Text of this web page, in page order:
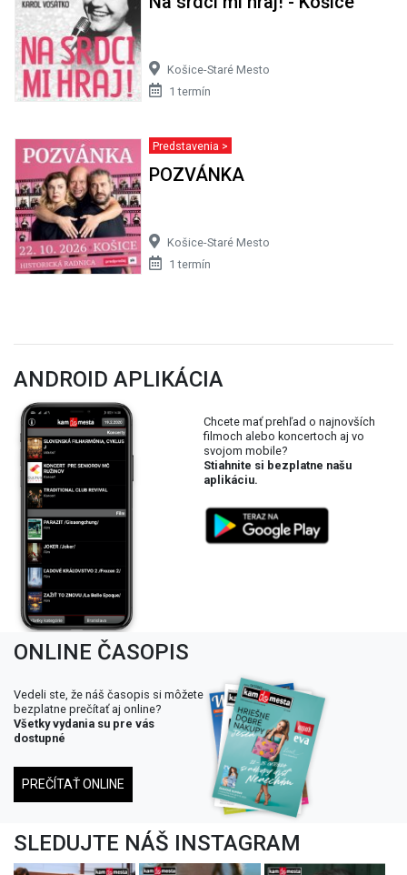
Košice-Staré Mesto
1 termín
Predstavenia >
POZVÁNKA
Košice-Staré Mesto
1 termín
ANDROID APLIKÁCIA
Chcete mať prehľad o najnovších
filmoch alebo koncertoch aj vo
svojom mobile?
Stiahnite si bezplatne našu
aplikáciu.
ONLINE ČASOPIS
Vedeli ste, že náš časopis si môžete
bezplatne prečítať aj online?
Všetky vydania su pre vás
dostupné
PREČÍTAŤ ONLINE
SLEDUJTE NÁŠ INSTAGRAM